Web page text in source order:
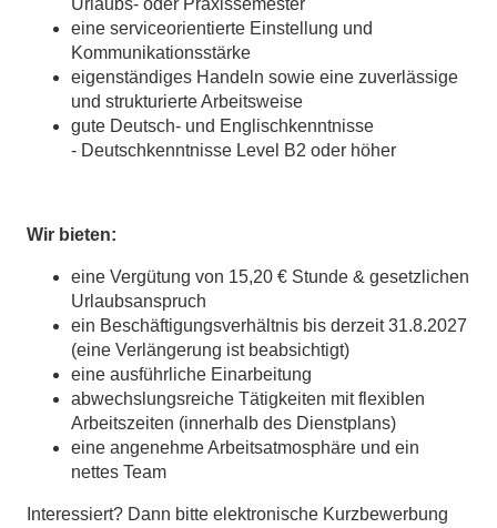
Urlaubs- oder Praxissemester
eine serviceorientierte Einstellung und
Kommunikationsstärke
eigenständiges Handeln sowie eine zuverlässige
und strukturierte Arbeitsweise
gute Deutsch- und Englischkenntnisse
- Deutschkenntnisse Level B2 oder höher
Wir bieten:
eine Vergütung von 15,20 € Stunde & gesetzlichen
Urlaubsanspruch
ein Beschäftigungsverhältnis bis derzeit 31.8.2027
(eine Verlängerung ist beabsichtigt)
eine ausführliche Einarbeitung
abwechslungsreiche Tätigkeiten mit flexiblen
Arbeitszeiten (innerhalb des Dienstplans)
eine angenehme Arbeitsatmosphäre und ein
nettes Team
Interessiert? Dann bitte elektronische Kurzbewerbung